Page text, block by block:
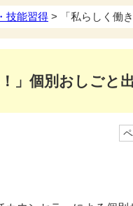
技能習得 > 「私らしく働
」個別おしごと